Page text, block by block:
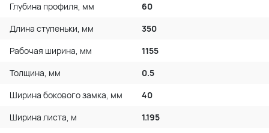
Глубина профиля, мм
60
Длина ступеньки, мм
350
Рабочая ширина, мм
1155
Толщина, мм
0.5
Ширина бокового замка, мм
40
Ширина листа, м
1.195